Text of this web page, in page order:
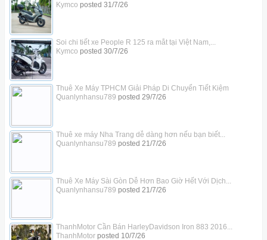
Kymco posted 31/7/26
Soi chi tiết xe People R 125 ra mắt tại Việt Nam,...
Kymco posted 30/7/26
Thuê Xe Máy TPHCM Giải Pháp Di Chuyển Tiết Kiệm
Quanlynhansu789 posted 29/7/26
Thuê xe máy Nha Trang dễ dàng hơn nếu bạn biết...
Quanlynhansu789 posted 21/7/26
Thuê Xe Máy Sài Gòn Dễ Hơn Bao Giờ Hết Với Dịch...
Quanlynhansu789 posted 21/7/26
ThanhMotor Cần Bán HarleyDavidson Iron 883 2016...
ThanhMotorposted 10/7/26